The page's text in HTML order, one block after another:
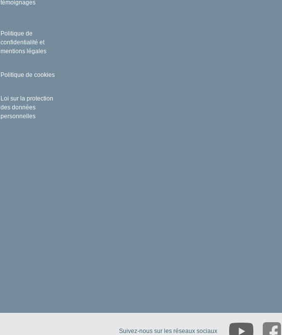
témoignages
Politique de
confidentialité et
mentions légales
Politique de cookies
Loi sur la protection
des données
personnelles
Suivez-nous sur les réseaux sociaux